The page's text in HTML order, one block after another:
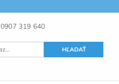
0907 319 640